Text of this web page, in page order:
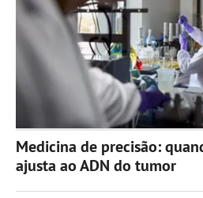
Medicina de precisão:
ajusta ao ADN do tumor